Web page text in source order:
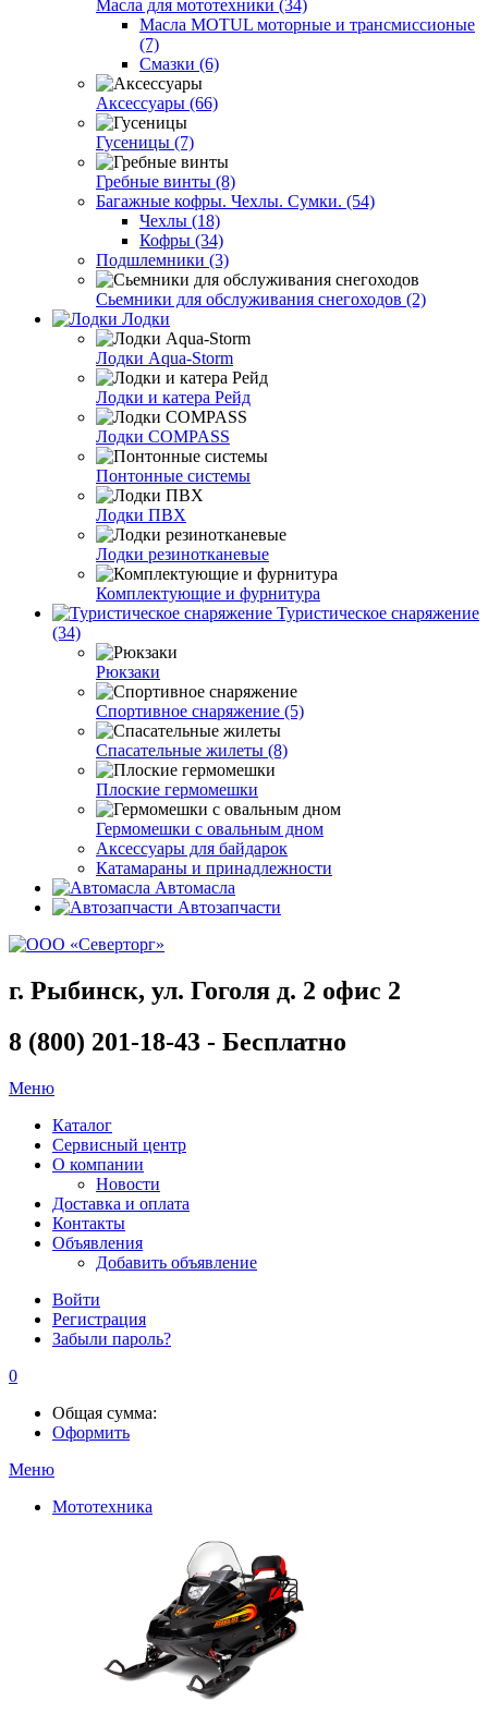
Масла для мототехники (34)
Масла MOTUL моторные и трансмиссионые
(7)
Смазки (6)
Аксессуары (66)
Гусеницы (7)
Гребные винты (8)
Багажные кофры. Чехлы. Сумки. (54)
Чехлы (18)
Кофры (34)
Подшлемники (3)
Сьемники для обслуживания снегоходов (2)
Лодки
Лодки Aqua-Storm
Лодки и катера Рейд
Лодки COMPASS
Понтонные системы
Лодки ПВХ
Лодки резинотканевые
Комплектующие и фурнитура
Туристическое снаряжение
(34)
Рюкзаки
Спортивное снаряжение (5)
Спасательные жилеты (8)
Плоские гермомешки
Гермомешки с овальным дном
Аксессуары для байдарок
Катамараны и принадлежности
Автомасла
Автозапчасти
г. Рыбинск, ул. Гоголя д. 2 офис 2
8 (800) 201-18-43 - Бесплатно
Меню
Каталог
Сервисный центр
О компании
Новости
Доставка и оплата
Контакты
Объявления
Добавить объявление
Войти
Регистрация
Забыли пароль?
0
Общая сумма:
Оформить
Меню
Мототехника